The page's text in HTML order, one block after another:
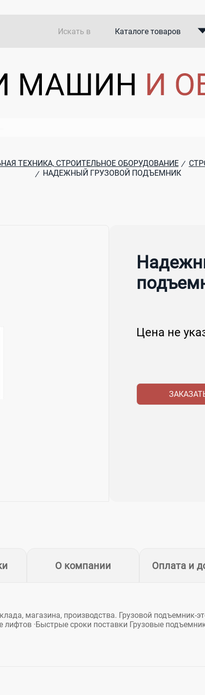
Искать в Каталоге товаров
В закупках
ТЕХНИКА, СТРОИТЕЛЬНОЕ ОБОРУДОВАНИЕ /
/
НАДЕЖНЫЙ ГРУЗОВОЙ ПОДЪЕМНИК
Цена не
О компании Оплата и
магазина, производства. Грузовой подъемник-
лифтов ·Быстрые сроки поставки Грузовые